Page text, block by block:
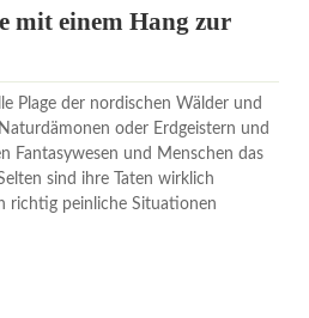
mit einem Hang zur
Plage der nordischen Wälder und
oder Erdgeistern und
Fantasywesen und Menschen das
sind ihre Taten wirklich
richtig peinliche Situationen